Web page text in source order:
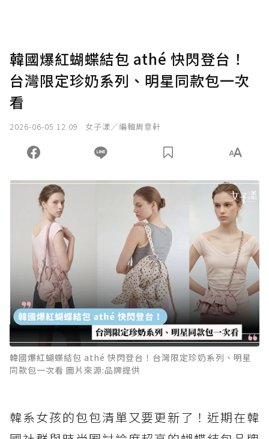
韓國爆紅蝴蝶結包 athé 快閃登台！
台灣限定珍奶系列、明星同款包一次
看
2026-06-05 12:09 女子漾／編輯周意軒
韓國爆紅蝴蝶結包 athé 快閃登台！台灣限定珍奶系列、明星
同款包一次看 圖片來源:品牌提供
韓系女孩的包包清單又要更新了！近期在韓